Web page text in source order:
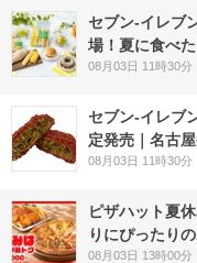
セブン‐イレブ
場！夏に食べ
08月03日 11時30分
セブン-イレブ
定発売｜名古
08月03日 11時30分
ピザハット夏
りにぴったり
08月03日 13時00分